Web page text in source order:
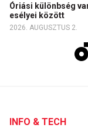
Óriási különbség
esélyei között
2026. AUGUSZTUS 2.
INFO & TECH